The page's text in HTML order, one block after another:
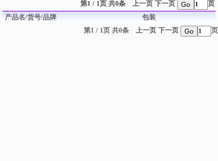
第1 / 1页 共0条 上一页 下一页 Go
页
产品名/货号/品牌
包装
第1 / 1页 共0条
上一页 下一页 Go 页